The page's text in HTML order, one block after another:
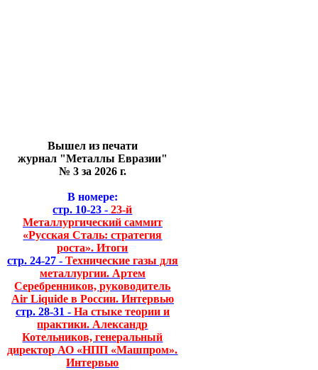
Вышел из печати
журнал "Металлы Евразии"
№ 3 за 2026 г.
В номере:
стр. 10-23 - 23-й
Металлургический саммит
«Русская Сталь: стратегия
роста». Итоги
стр. 24-27 - Технические газы для
металлургии. Артем
Серебренников, руководитель
Air Liquide в России. Интервью
стр. 28-31 - На стыке теории и
практики. Александр
Котельников, генеральный
директор АО «НПП «Машпром».
Интервью